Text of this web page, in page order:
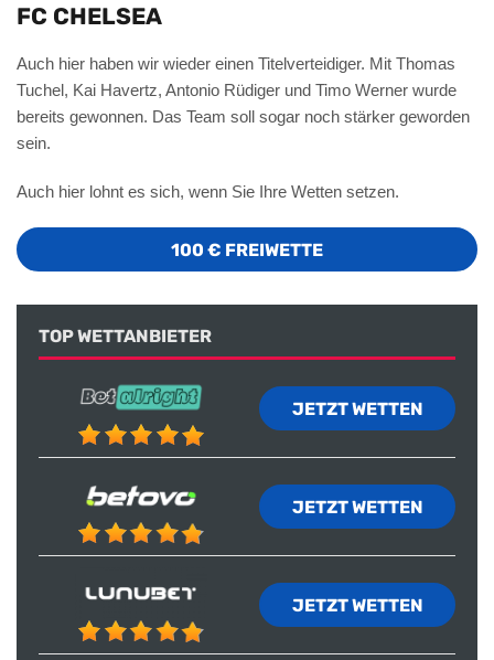
FC CHELSEA
Auch hier haben wir wieder einen Titelverteidiger. Mit Thomas
Tuchel, Kai Havertz, Antonio Rüdiger und Timo Werner wurde
bereits gewonnen. Das Team soll sogar noch stärker geworden
sein.
Auch hier lohnt es sich, wenn Sie Ihre Wetten setzen.
100 € FREIWETTE
TOP WETTANBIETER
JETZT WETTEN
JETZT WETTEN
JETZT WETTEN